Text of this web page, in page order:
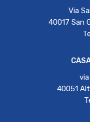
Via
40017 San
40051